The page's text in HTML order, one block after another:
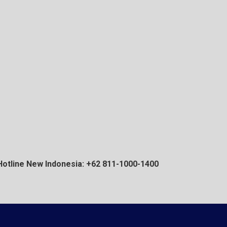
New Indonesia: +62 811-1000-1400